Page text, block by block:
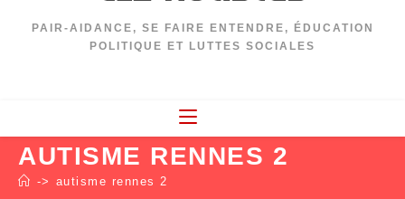
PAIR-AIDANCE, SE FAIRE ENTENDRE, ÉDUCATION
POLITIQUE ET LUTTES SOCIALES
AUTISME RENNES 2
-> autisme rennes 2